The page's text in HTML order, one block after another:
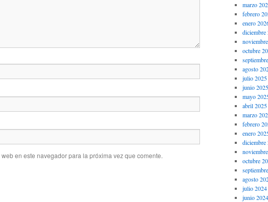
en este navegador para la próxima vez que comente.
marzo
febrero
enero
diciembre
octubre
agosto
julio 2025
junio 2025
mayo
abril 2025
marzo
febrero
enero
diciembre
octubre
agosto
julio 2024
junio 2024